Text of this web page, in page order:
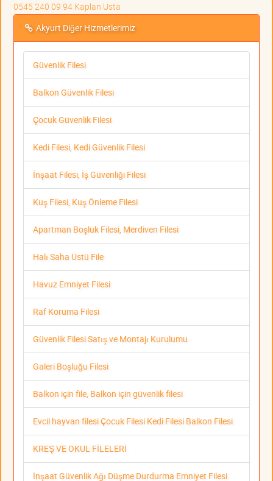
0545 240 09 94 Kaplan Usta
Akyurt Diğer Hizmetlerimiz
Güvenlik Filesi
Balkon Güvenlik Filesi
Çocuk Güvenlik Filesi
Kedi Filesi, Kedi Güvenlik Filesi
İnşaat Filesi, İş Güvenliği Filesi
Kuş Filesi, Kuş Önleme Filesi
Apartman Boşluk Filesi, Merdiven Filesi
Halı Saha Üstü File
Havuz Emniyet Filesi
Raf Koruma Filesi
Güvenlik Filesi Satış ve Montajı Kurulumu
Galeri Boşluğu Filesi
Balkon için file, Balkon için güvenlik filesi
Evcil hayvan filesi Çocuk Filesi Kedi Filesi Balkon Filesi
KREŞ VE OKUL FİLELERİ
İnşaat Güvenlik Ağı Düşme Durdurma Emniyet Filesi